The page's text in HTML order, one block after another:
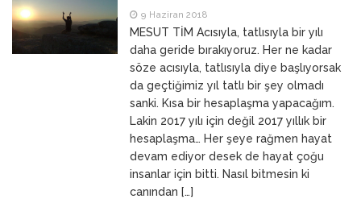
23 Mart 2026 ANNEM9 Haziran 2018
MESUT TİM Acısıyla, tatlısıyla bir yılı
daha geride bırakıyoruz. Her ne kadar
söze acısıyla, tatlısıyla diye başlıyorsak
da geçtiğimiz yıl tatlı bir şey olmadı
sanki. Kısa bir hesaplaşma yapacağım.
Lakin 2017 yılı için değil 2017 yıllık bir
hesaplaşma… Her şeye rağmen hayat
devam ediyor desek de hayat çoğu
insanlar için bitti. Nasıl bitmesin ki
canından […]